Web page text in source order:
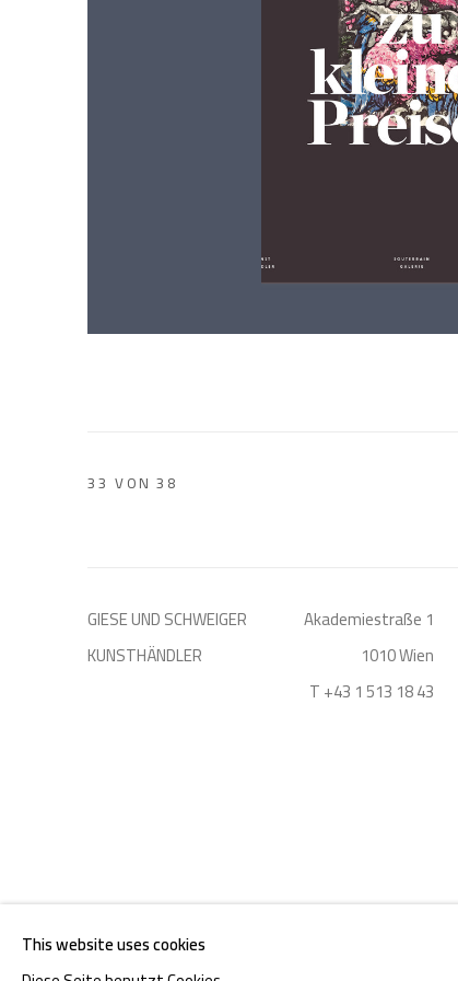
33VON 38
GIESE UND SCHWEIGER
KUNSTHÄNDLER
Akademiestraße 1
1010 Wien
T +43 1 513 18 43
COPYRIGHT © 2026 GIESE & SCHWEIGER KUNSTHANDEL
This website uses cookies